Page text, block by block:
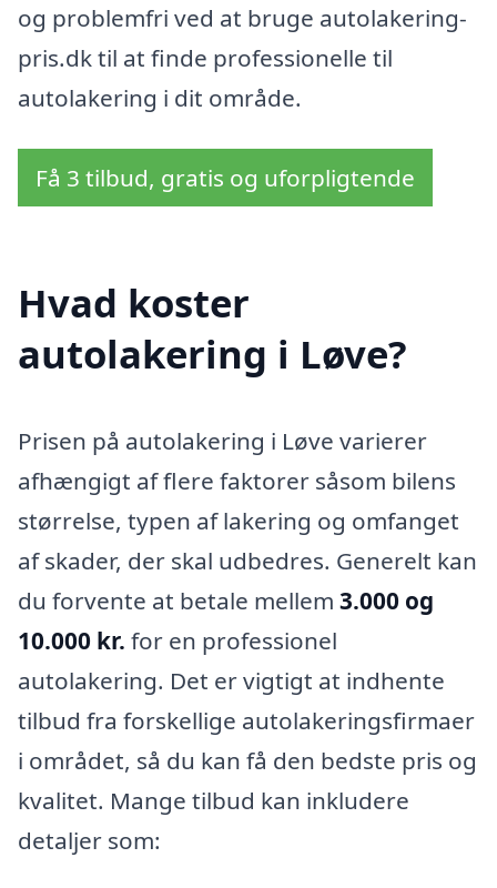
og problemfri ved at bruge autolakering-
pris.dk til at finde professionelle til
autolakering i dit område.
Få 3 tilbud, gratis og uforpligtende
Hvad koster
autolakering i Løve?
Prisen på autolakering i Løve varierer
afhængigt af flere faktorer såsom bilens
størrelse, typen af lakering og omfanget
af skader, der skal udbedres. Generelt kan
du forvente at betale mellem 3.000 og
10.000 kr. for en professionel
autolakering. Det er vigtigt at indhente
tilbud fra forskellige autolakeringsfirmaer
i området, så du kan få den bedste pris og
kvalitet. Mange tilbud kan inkludere
detaljer som: